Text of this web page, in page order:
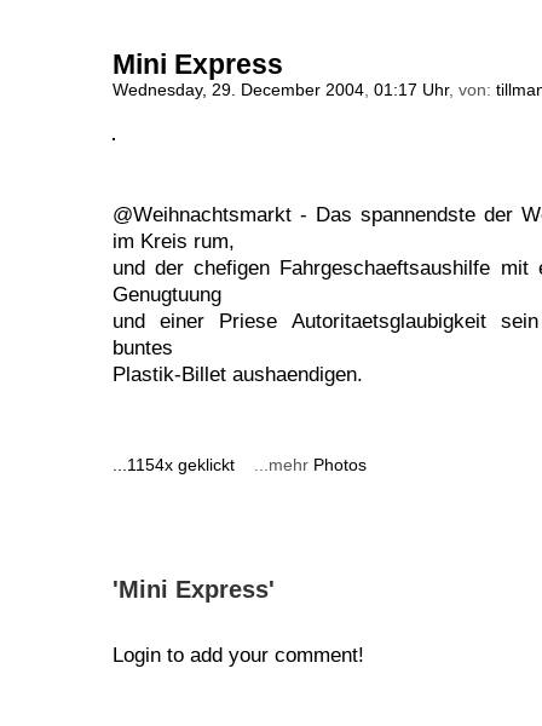
Mini Express
Wednesday, 29. December 2004, 01:17 Uhr, von:
@Weihnachtsmarkt - Das spannendste der
im Kreis rum,
und der chefigen Fahrgeschaeftsaushilfe mit
Genugtuung
und einer Priese Autoritaetsglaubigkeit sein
buntes
Plastik-Billet aushaendigen.
...1154x geklickt ...mehr Photos
'Mini Express'
Login to add your comment!